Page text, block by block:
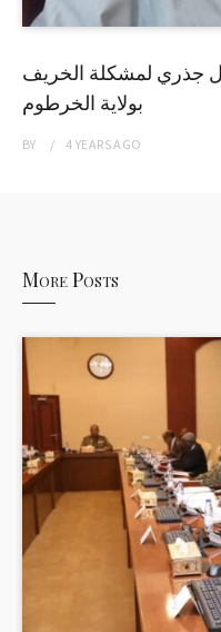
جذري لمشكلة الخريف
بولاية الخرطوم
BY 4 YEARSAGO
More Posts